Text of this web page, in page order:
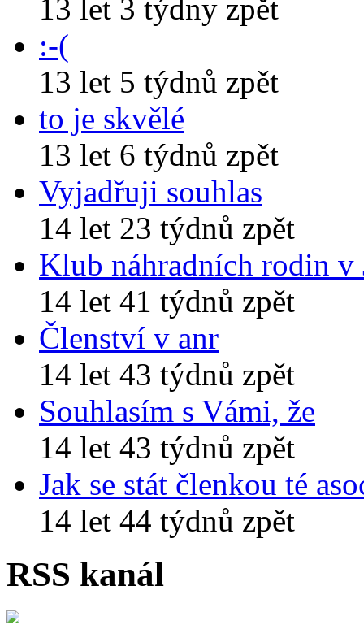
13 let 3 týdny zpět
:-(
13 let 5 týdnů zpět
to je skvělé
13 let 6 týdnů zpět
Vyjadřuji souhlas
14 let 23 týdnů zpět
Klub náhradních rodin v
14 let 41 týdnů zpět
Členství v anr
14 let 43 týdnů zpět
Souhlasím s Vámi, že
14 let 43 týdnů zpět
Jak se stát členkou té
14 let 44 týdnů zpět
RSS kanál